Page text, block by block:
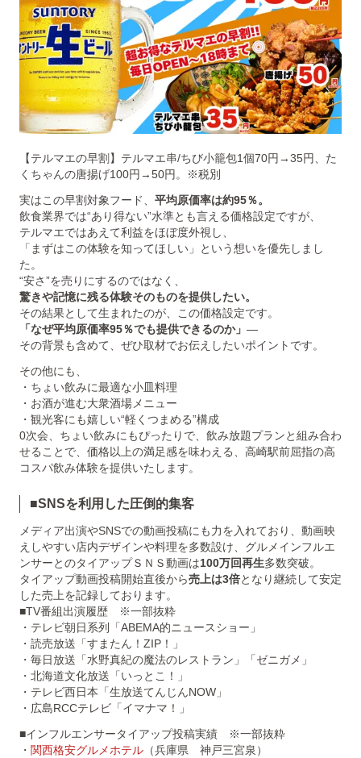
【テルマエの早割】テルマエ串/ちび小籠包1個70円→35円、た
くちゃんの唐揚げ100円→50円。※税別
実はこの早割対象フード、 平均原価率は約95％。
飲食業界では“あり得ない”水準とも言える価格設定ですが、
テルマエではあえて利益をほぼ度外視し、
「まずはこの体験を知ってほしい」という想いを優先しまし
た。
“安さ”を売りにするのではなく、
驚きや記憶に残る体験そのものを提供したい。
その結果として生まれたのが、この価格設定です。
「なぜ平均原価率95％でも提供できるのか」 —
その背景も含めて、ぜひ取材でお伝えしたいポイントです。
その他にも、
・ちょい飲みに最適な小皿料理
・お酒が進む大衆酒場メニュー
・観光客にも嬉しい“軽くつまめる”構成
0次会、ちょい飲みにもぴったりで、飲み放題プランと組み合わ
せることで、価格以上の満足感を味わえる、高崎駅前屈指の高
コスパ飲み体験を提供いたします。
■SNSを利用した圧倒的集客
メディア出演やSNSでの動画投稿にも力を入れており、動画映
えしやすい店内デザインや料理を多数設け、グルメインフルエ
ンサーとのタイアップＳＮＳ動画は100万回再生多数突破。
タイアップ動画投稿開始直後から売上は3倍となり継続して安定
した売上を記録しております。
■TV番組出演履歴 ※一部抜粋
・テレビ朝日系列「ABEMA的ニュースショー」
・読売放送「すまたん！ZIP！」
・毎日放送「水野真紀の魔法のレストラン」「ゼニガメ」
・北海道文化放送「いっとこ！」
・テレビ西日本「生放送てんじんNOW」
・広島RCCテレビ「イマナマ！」
■インフルエンサータイアップ投稿実績 ※一部抜粋
・ 関西格安グルメホテル （兵庫県 神戸三宮泉）